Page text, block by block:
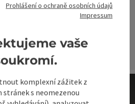
Prohlášení o ochraně osobních údajů
Impressum
vaše
komplexní zážitek z
stránek s neomezenou